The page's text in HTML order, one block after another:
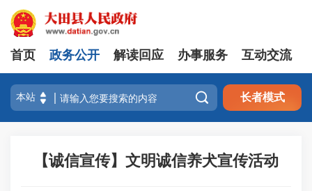
首页 政务公开 解读回应 办事服务 互动交流
 长者模式
【诚信宣传】文明诚信养犬宣传活动